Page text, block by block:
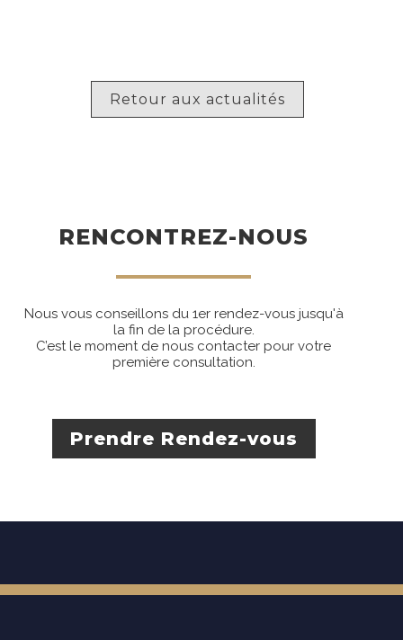
Retour aux actualités
RENCONTREZ-NOUS
Nous vous conseillons du 1er rendez-vous jusqu'à
la fin de la procédure.
C’est le moment de nous contacter pour votre
première consultation.
Prendre Rendez-vous